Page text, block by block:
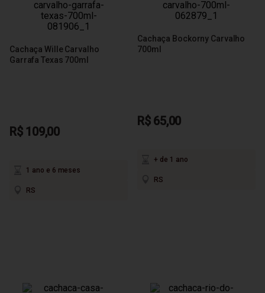
Cachaça Wille Carvalho
Garrafa Texas 700ml
R$ 109,00
1 ano e 6 meses
RS
Cachaça Bockorny Carvalho
700ml
R$ 65,00
+ de 1 ano
RS